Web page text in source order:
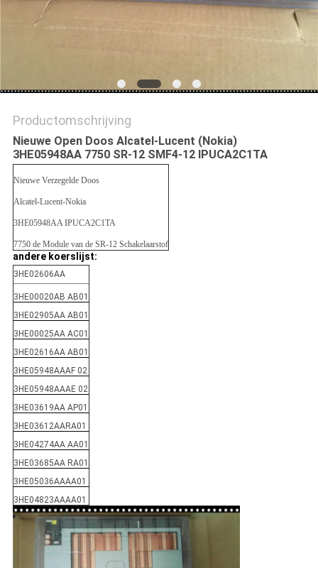
GEVALLEN
PRIVACYBELEID
Productomschrijving
Nieuwe Open Doos Alcatel-Lucent (Nokia)
3HE05948AA 7750 SR-12 SMF4-12 IPUCA2C1TA
Nieuwe Verzegelde Doos
Alcatel-Lucent-Nokia
3HE05948AA IPUCA2C1TA
7750 de Module van de SR-12 Schakelaarstof
andere koerslijst:
3HE02606AA
3HE00020AB AB01
3HE02905AA AB01
3HE00025AA AC01
3HE02616AA AB01
3HE05948AAAF 02
3HE05948AAAE 02
3HE03619AA AP01
3HE03612AARA01
3HE04274AA AA01
3HE03685AA RA01
3HE05036AAAA01
3HE04823AAAA01